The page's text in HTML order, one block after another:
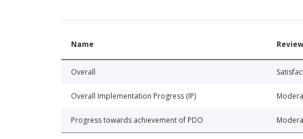
Name Review
Overall
Overall Implementation Progress (IP)
Progress towards achievement of PDO